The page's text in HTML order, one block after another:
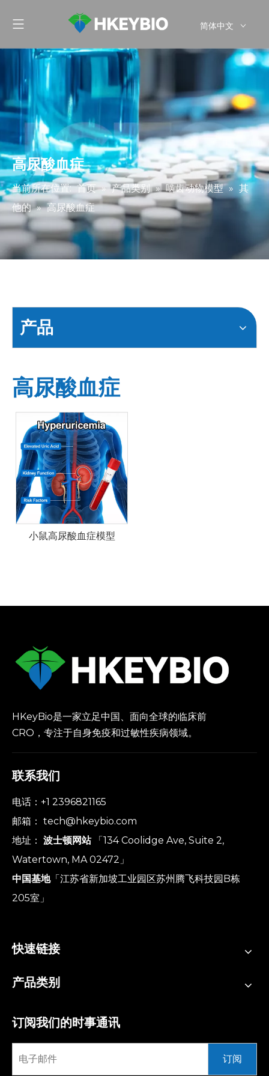
简体中文
高尿酸血症
当前所在位置: 首页 » 产品类别 » 啮齿动物模型 » 其
他的 » 高尿酸血症
产品
高尿酸血症
小鼠高尿酸血症模型
HKeyBio是一家立足中国、面向全球的临床前
CRO，专注于自身免疫和过敏性疾病领域。
联系我们
电话：+1 2396821165
邮箱： tech@hkeybio.com
地址： 波士顿网站「134 Coolidge Ave, Suite 2,
Watertown, MA 02472」
中国基地「江苏省新加坡工业园区苏州腾飞科技园B栋
205室」
快速链接
产品类别
订阅我们的时事通讯
订阅